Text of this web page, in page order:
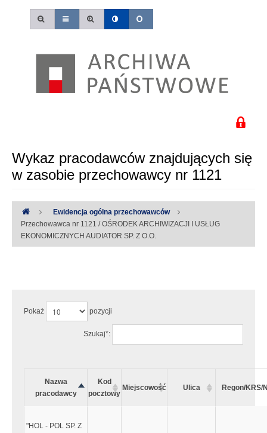
Wykaz pracodawców znajdujących się
w zasobie przechowawcy nr 1121
Ewidencja ogólna przechowawców
Przechowawca nr 1121 / OŚRODEK ARCHIWIZACJI I USŁUG
EKONOMICZNYCH AUDIATOR SP. Z O.O.
Pokaż pozycji
Szukaj*:
Nazwa
pracodawcy
Kod
pocztowy
Miejscowość Ulica Regon/KRS/
"HOL - POL SP. Z